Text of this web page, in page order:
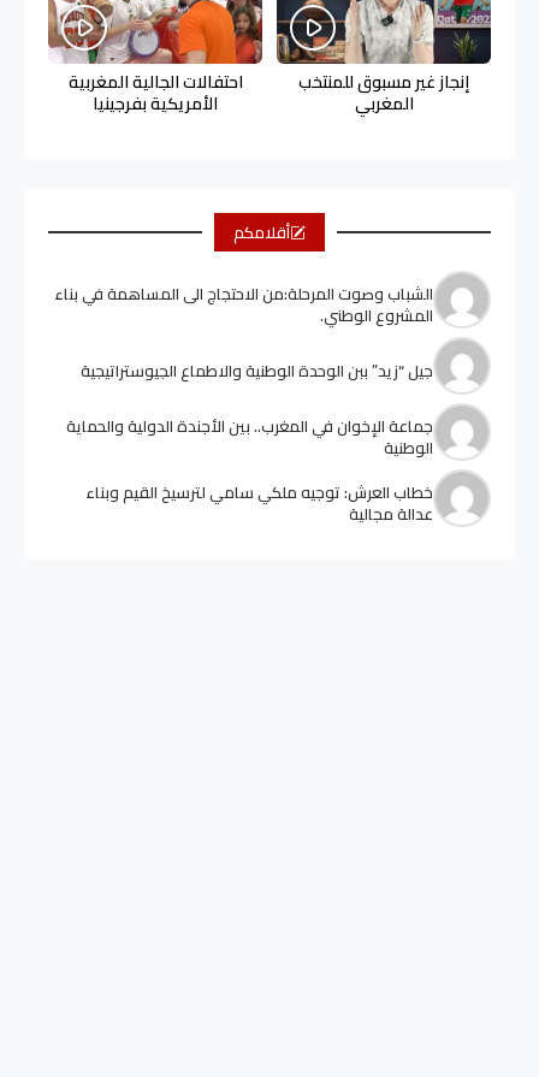
إنجاز غير مسبوق للمنتخب
المغربي
احتفالات الجالية المغربية
الأمريكية بفرجينيا
أقلامكم
الشباب وصوت المرحلة:من الاحتجاج الى المساهمة في بناء
المشروع الوطني.
جيل “زيد” ببن الوحدة الوطنية والاطماع الجيوستراتيجية
جماعة الإخوان في المغرب.. بين الأجندة الدولية والحماية
الوطنية
خطاب العرش: توجيه ملكي سامي لترسيخ القيم وبناء
عدالة مجالية